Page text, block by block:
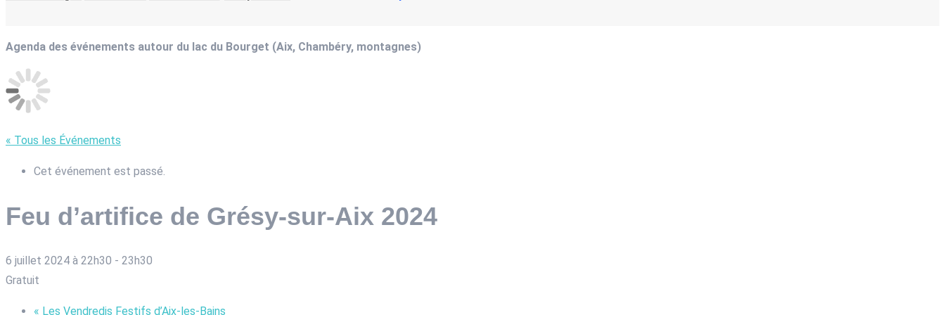
Agenda des événements autour du lac du Bourget (Aix, Chambéry, montagnes)
« Tous les Événements
Cet événement est passé.
Feu d’artifice de Grésy-sur-Aix 2024
6 juillet 2024 à 22h30 - 23h30
Gratuit
« Les Vendredis Festifs d’Aix-les-Bains